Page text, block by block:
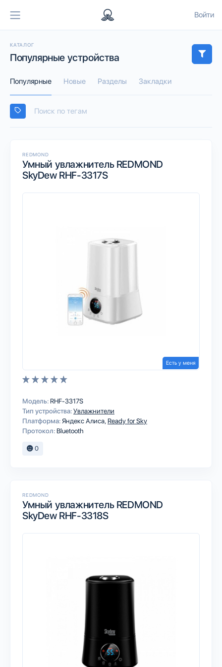
Войти
КАТАЛОГ
Популярные устройства
Популярные Новые Разделы Закладки
REDMOND
Умный увлажнитель REDMOND
SkyDew RHF-3317S
Есть у меня
Модель: RHF-3317S
Тип устройства:Увлажнители
Платформа:Яндекс Алиса Ready for Sky
Протокол: Bluetooth
0
REDMOND
Умный увлажнитель REDMOND
SkyDew RHF-3318S